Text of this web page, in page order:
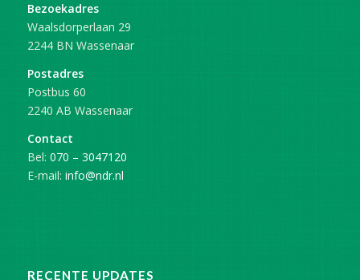
Bezoekadres
Waalsdorperlaan 29
2244 BN Wassenaar
Postadres
Postbus 60
2240 AB Wassenaar
Contact
Bel: 070 – 3047120
E-mail: info@ndr.nl
RECENTE UPDATES